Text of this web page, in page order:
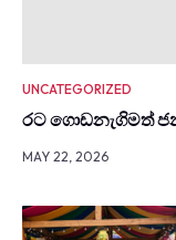
UNCATEGORIZED
රට ගොඩනැගිමත්
MAY 22, 2026